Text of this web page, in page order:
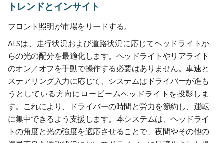
トレンドとインサイト
フロント照明が市場をリードする。
ALSは、走行状況および道路状況に応じてヘッドライトか
らの光の配分を最適化します。ヘッドライトやリアライト
のオン／オフを手動で操作する必要はありません。車速と
ステアリング入力に応じて、システムはドライバーが進も
うとしている方向にロービームヘッドライトを投影しま
す。これにより、ドライバーの時間と労力を節約し、運転
に集中できるよう支援します。本システムは、ヘッドライ
トの角度と光の強度を適応させることで、夜間やその他の